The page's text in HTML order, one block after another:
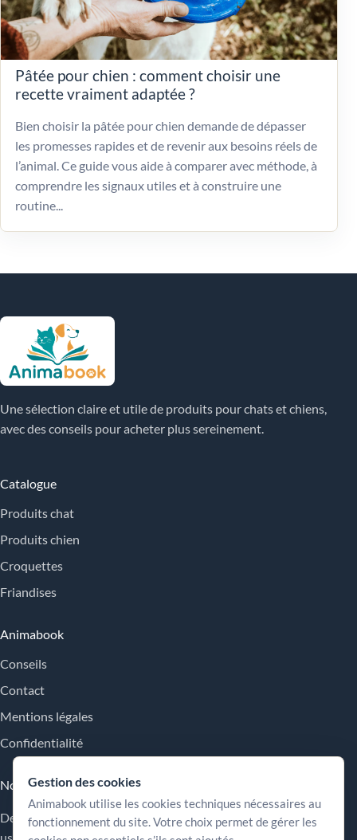
Pâtée pour chien : comment choisir une
recette vraiment adaptée ?
Bien choisir la pâtée pour chien demande de dépasser
les promesses rapides et de revenir aux besoins réels de
l’animal. Ce guide vous aide à comparer avec méthode, à
comprendre les signaux utiles et à construire une
routine...
Une sélection claire et utile de produits pour chats et chiens,
avec des conseils pour acheter plus sereinement.
Catalogue
Produits chat
Produits chien
Croquettes
Friandises
Animabook
Conseils
Contact
Mentions légales
Confidentialité
Nos engagements
Des repères simples pour comparer les offres, comprendre les
usages et choisir plus sereinement.
Gestion des cookies
Animabook utilise les cookies techniques nécessaires au
fonctionnement du site. Votre choix permet de gérer les